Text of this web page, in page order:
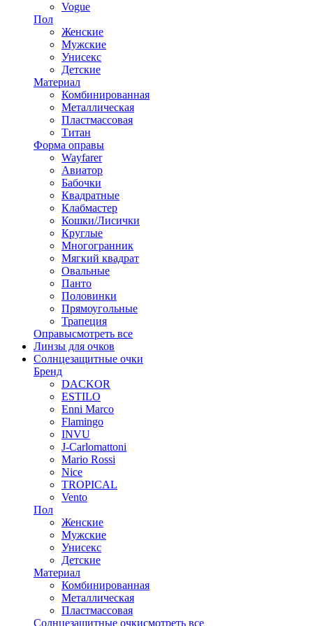
Vogue
Пол
Женские
Мужские
Унисекс
Детские
Материал
Комбинированная
Металлическая
Пластмассовая
Титан
Форма оправы
Wayfarer
Авиатор
Бабочки
Квадратные
Клабмастер
Кошки/Лисички
Круглые
Многогранник
Мягкий квадрат
Овальные
Панто
Половинки
Прямоугольные
Трапеция
Оправысмотреть все
Линзы для очков
Солнцезащитные очки
Бренд
DACKOR
ESTILO
Enni Marco
Flamingo
INVU
J-Carlomattoni
Mario Rossi
Nice
TROPICAL
Vento
Пол
Женские
Мужские
Унисекс
Детские
Материал
Комбинированная
Металлическая
Пластмассовая
Солнцезащитные очкисмотреть все